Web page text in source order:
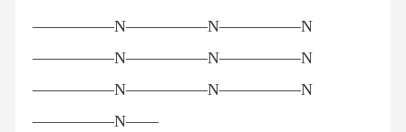
—————N—————N—————N
—————N—————N—————N
—————N—————N—————N
—————N——